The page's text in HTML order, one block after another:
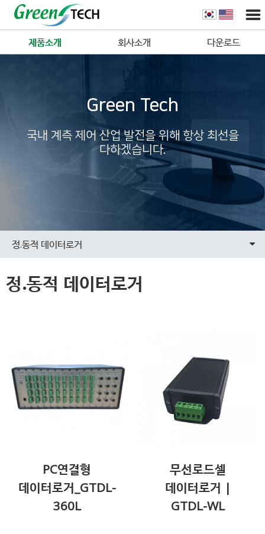
제품소개 회사소개 다운로드
Green Tech
국내 계측 제어 산업 발전을 위해 항상 최선을
다하겠습니다.
정.동적 데이터로거
정.동적 데이터로거
PC연결형
데이터로거_GTDL-
360L
무선로드셀
데이터로거 |
GTDL-WL